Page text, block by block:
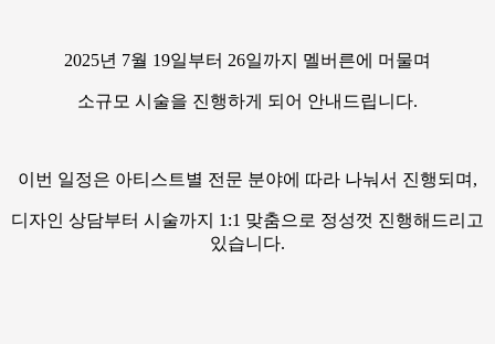
2025년 7월 19일부터 26일까지 멜버른에 머물며
소규모 시술을 진행하게 되어 안내드립니다.
이번 일정은 아티스트별 전문 분야에 따라 나눠서 진행되며,
디자인 상담부터 시술까지 1:1 맞춤으로 정성껏 진행해드리고
있습니다.